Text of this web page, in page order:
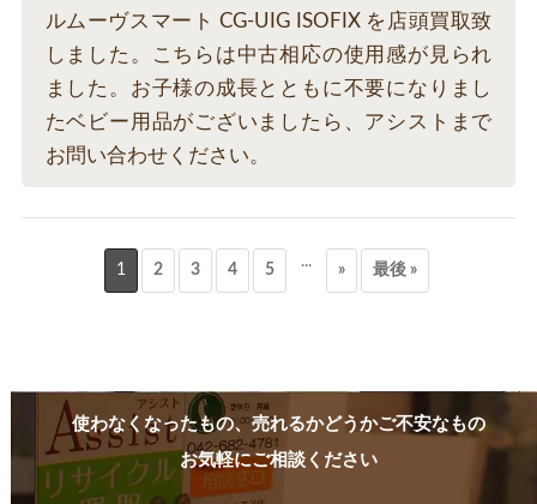
ルムーヴスマート CG-UIG ISOFIX を店頭買取致
しました。こちらは中古相応の使用感が見られ
ました。お子様の成長とともに不要になりまし
たベビー用品がございましたら、アシストまで
お問い合わせください。
1 2 3 4 5 ... » 最後 »
使わなくなったもの、売れるかどうかご不安なもの
お気軽にご相談ください